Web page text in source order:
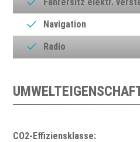
Navigation
Radio
CO2-Effiziensklasse: